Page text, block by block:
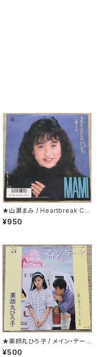
★山瀬まみ / Heartbreak Caf
e
¥950
★薬師丸ひろ子 / メイン・テーマ
クリアー盤
¥500